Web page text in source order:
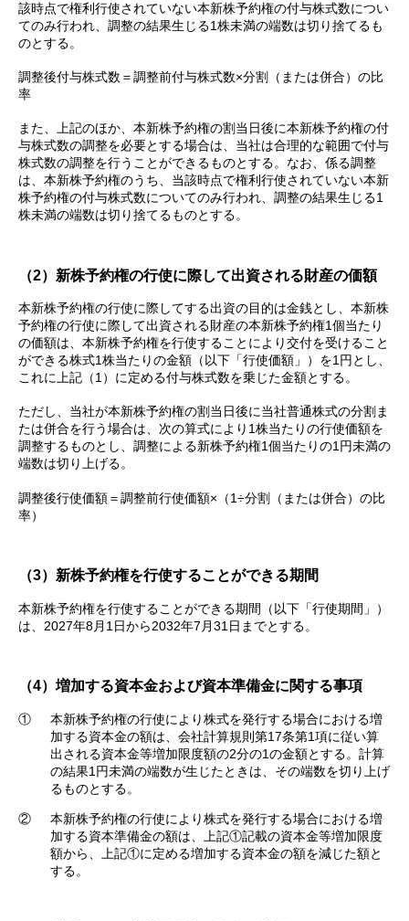
該時点で権利行使されていない本新株予約権の付与株式数につい
てのみ行われ、調整の結果生じる1株未満の端数は切り捨てるも
のとする。
調整後付与株式数＝調整前付与株式数×分割（または併合）の比
率
また、上記のほか、本新株予約権の割当日後に本新株予約権の付
与株式数の調整を必要とする場合は、当社は合理的な範囲で付与
株式数の調整を行うことができるものとする。なお、係る調整
は、本新株予約権のうち、当該時点で権利行使されていない本新
株予約権の付与株式数についてのみ行われ、調整の結果生じる1
株未満の端数は切り捨てるものとする。
（2）新株予約権の行使に際して出資される財産の価額
本新株予約権の行使に際してする出資の目的は金銭とし、本新株
予約権の行使に際して出資される財産の本新株予約権1個当たり
の価額は、本新株予約権を行使することにより交付を受けること
ができる株式1株当たりの金額（以下「行使価額」）を1円とし、
これに上記（1）に定める付与株式数を乗じた金額とする。
ただし、当社が本新株予約権の割当日後に当社普通株式の分割ま
たは併合を行う場合は、次の算式により1株当たりの行使価額を
調整するものとし、調整による新株予約権1個当たりの1円未満の
端数は切り上げる。
調整後行使価額＝調整前行使価額×（1÷分割（または併合）の比
率）
（3）新株予約権を行使することができる期間
本新株予約権を行使することができる期間（以下「行使期間」）
は、2027年8月1日から2032年7月31日までとする。
（4）増加する資本金および資本準備金に関する事項
①
本新株予約権の行使により株式を発行する場合における増
加する資本金の額は、会社計算規則第17条第1項に従い算
出される資本金等増加限度額の2分の1の金額とする。計算
の結果1円未満の端数が生じたときは、その端数を切り上げ
るものとする。
②
本新株予約権の行使により株式を発行する場合における増
加する資本準備金の額は、上記①記載の資本金等増加限度
額から、上記①に定める増加する資本金の額を減じた額と
する。